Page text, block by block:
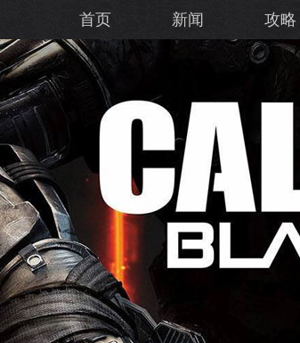
首页 新闻 攻略